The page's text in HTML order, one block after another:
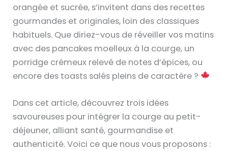
orangée et sucrée, s’invitent dans des recettes
gourmandes et originales, loin des classiques
habituels. Que diriez-vous de réveiller vos matins
avec des pancakes moelleux à la courge, un
porridge crémeux relevé de notes d’épices, ou
encore des toasts salés pleins de caractère ?
Dans cet article, découvrez trois idées
savoureuses pour intégrer la courge au petit-
déjeuner, alliant santé, gourmandise et
authenticité. Voici ce que nous vous proposons :